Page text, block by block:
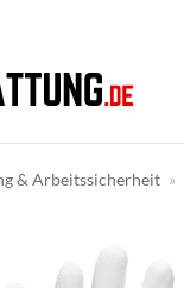
& Arbeitssicherheit »